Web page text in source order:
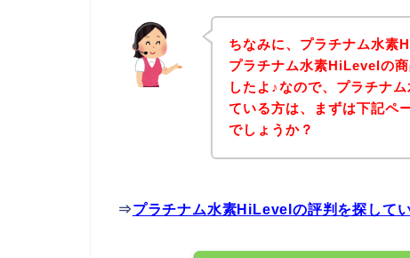
ちなみに、プラチナム水素
プラチナム水素HiLevelの
したよ♪なので、プラチナ
ている方は、まずは下記ペ
でしょうか？
⇒プラチナム水素HiLevelの評判を探して